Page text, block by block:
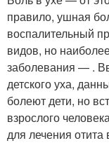
правило, ушная
воспалительный
видов, но
заболевания — .
детского уха,
болеют дети, но
взрослого
для лечения